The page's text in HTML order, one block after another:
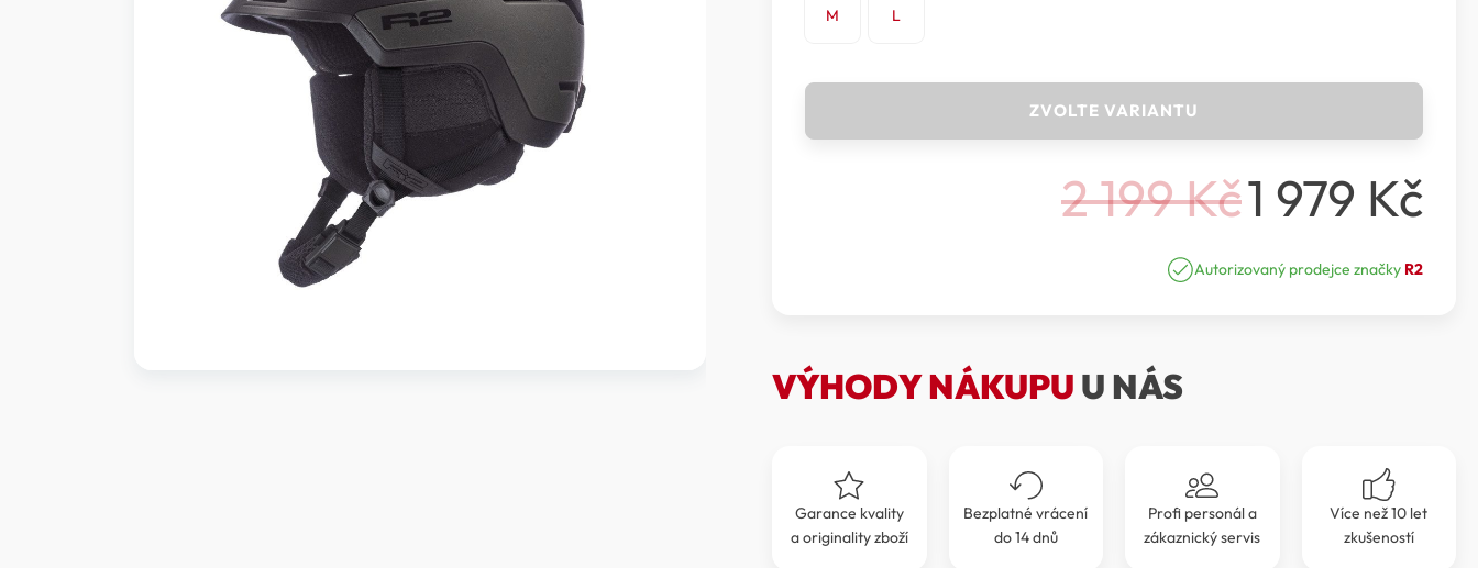
M L
-
ZVOLTE VARIANTU
2 199Kč
Původní
cena
2
1 979 Kč
Aktuální
cena
1
Autorizovaný prodejce značky R2
VÝHODY NÁKUPU U NÁS
Garance kvality
a originality zboží
Bezplatné vrácení
do 14 dnů
Profi personál a
zákaznický servis
Více než 10 let
zkušeností